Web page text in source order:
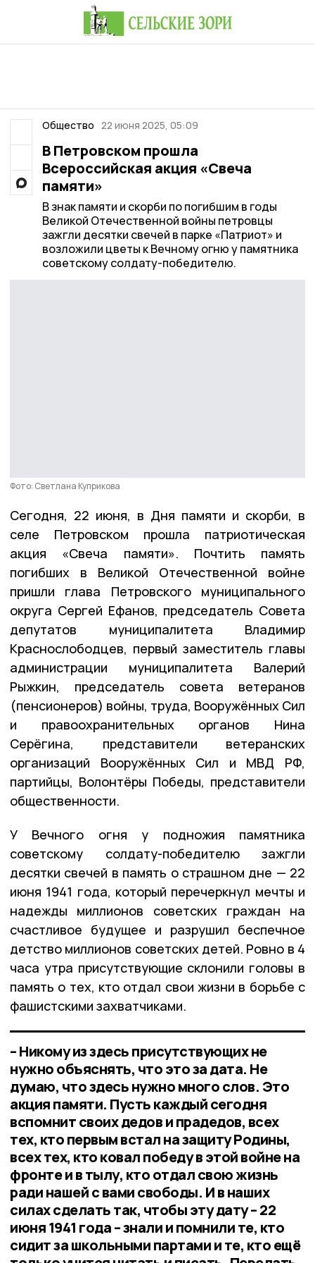
Общество 22 июня 2025, 05:09
В Петровском прошла
Всероссийская акция «Свеча
памяти»
В знак памяти и скорби по погибшим в годы
Великой Отечественной войны петровцы
зажгли десятки свечей в парке «Патриот» и
возложили цветы к Вечному огню у памятника
советскому солдату-победителю.
Фото: Светлана Куприкова
Сегодня, 22 июня, в Дня памяти и скорби, в
селе Петровском прошла патриотическая
акция «Свеча памяти». Почтить память
погибших в Великой Отечественной войне
пришли глава Петровского муниципального
округа Сергей Ефанов, председатель Совета
депутатов муниципалитета Владимир
Краснослободцев, первый заместитель главы
администрации муниципалитета Валерий
Рыжкин, председатель совета ветеранов
(пенсионеров) войны, труда, Вооружённых Сил
и правоохранительных органов Нина
Серёгина, представители ветеранских
организаций Вооружённых Сил и МВД РФ,
партийцы, Волонтёры Победы, представители
общественности.
У Вечного огня у подножия памятника
советскому солдату-победителю зажгли
десятки свечей в память о страшном дне — 22
июня 1941 года, который перечеркнул мечты и
надежды миллионов советских граждан на
счастливое будущее и разрушил беспечное
детство миллионов советских детей. Ровно в 4
часа утра присутствующие склонили головы в
память о тех, кто отдал свои жизни в борьбе с
фашистскими захватчиками.
– Никому из здесь присутствующих не
нужно объяснять, что это за дата. Не
думаю, что здесь нужно много слов. Это
акция памяти. Пусть каждый сегодня
вспомнит своих дедов и прадедов, всех
тех, кто первым встал на защиту Родины,
всех тех, кто ковал победу в этой войне на
фронте и в тылу, кто отдал свою жизнь
ради нашей с вами свободы. И в наших
силах сделать так, чтобы эту дату – 22
июня 1941 года – знали и помнили те, кто
сидит за школьными партами и те, кто ещё